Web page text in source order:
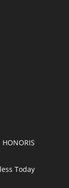
Today